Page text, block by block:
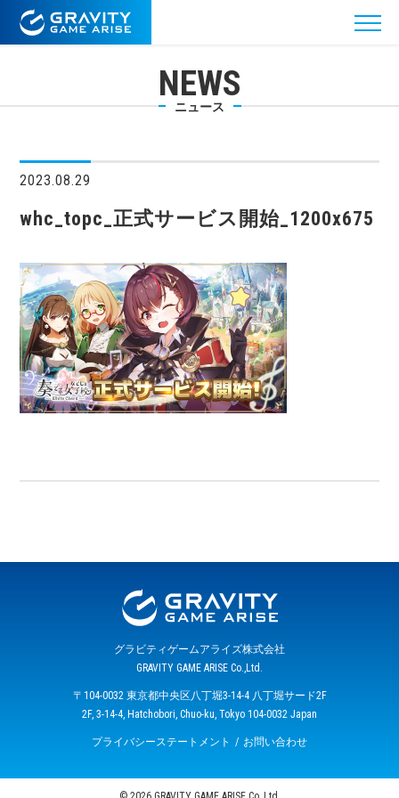
NEWS
ニュース
2023.08.29
whc_topc_正式サービス開始_1200x675
グラビティゲームアライズ株式会社
GRAVITY GAME ARISE Co.,Ltd.
〒104-0032 東京都中央区八丁堀3-14-4 八丁堀サード2F
2F, 3-14-4, Hatchobori, Chuo-ku, Tokyo 104-0032 Japan
プライバシーステートメント お問い合わせ